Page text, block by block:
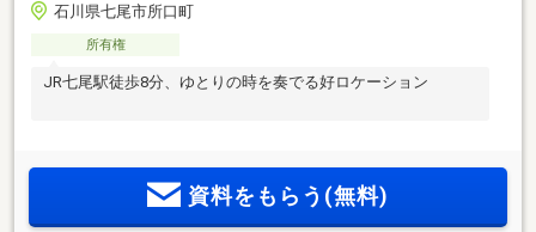
石川県七尾市所口町
所有権
JR七尾駅徒歩8分、ゆとりの時を奏でる好ロケーション
資料をもらう(無料)